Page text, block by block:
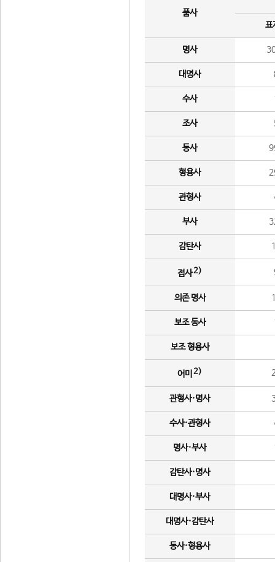
품사
표
명사
대명사
수사
조사
동사
형용사
관형사
부사
감탄사
접사2)
의존 명사
보조 동사
보조 형용사
어미 2)
관형사·명사
수사·관형사
명사·부사
감탄사·명사
대명사·부사
대명사·감탄사
동사·형용사